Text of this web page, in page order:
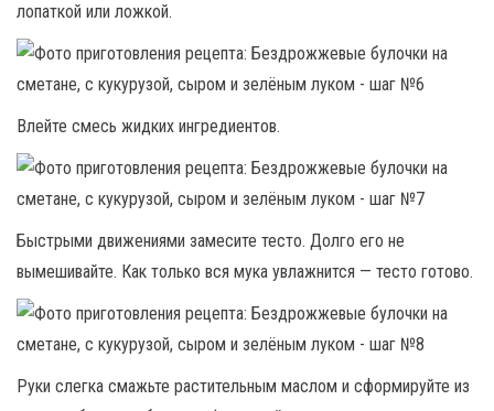
лопаткой или ложкой.
Влейте смесь жидких ингредиентов.
Быстрыми движениями замесите тесто. Долго его не
вымешивайте. Как только вся мука увлажнится — тесто готово.
Руки слегка смажьте растительным маслом и сформируйте из